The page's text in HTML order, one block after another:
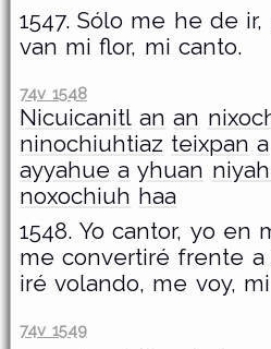
1547. Sólo me he de
van mi flor, mi canto.
74v 1548
Nicuicanitl an an
ninochiuhtiaz teixpan a
ayyahue a yhuan
noxochiuh haa
1548. Yo cantor, yo en
me convertiré frente a
iré volando, me voy,
74v 1549